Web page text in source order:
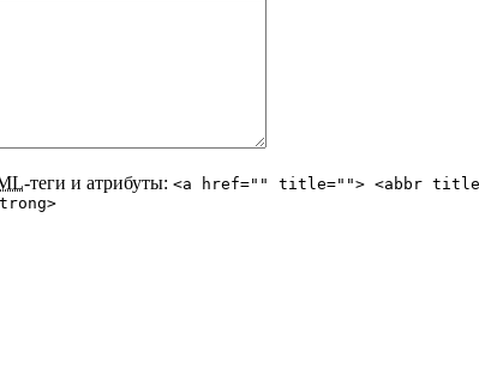
-теги и атрибуты: <a href="" title=""> <abbr